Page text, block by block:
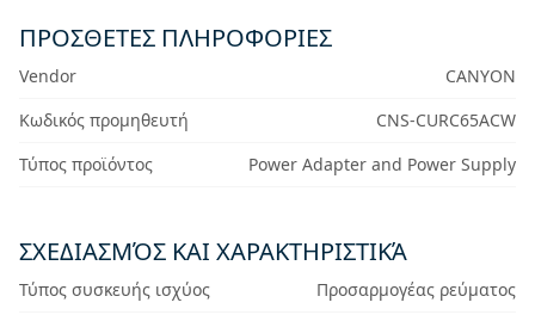
ΠΡΟΣΘΕΤΕΣ ΠΛΗΡΟΦΟΡΙΕΣ
Vendor
CANYON
Κωδικός προμηθευτή
CNS-CURC65ACW
Τύπος προϊόντος
Power Adapter and Power Supply
ΣΧΕΔΙΑΣΜΌΣ ΚΑΙ ΧΑΡΑΚΤΗΡΙΣΤΙΚΆ
Τύπος συσκευής ισχύος
Προσαρμογέας ρεύματος